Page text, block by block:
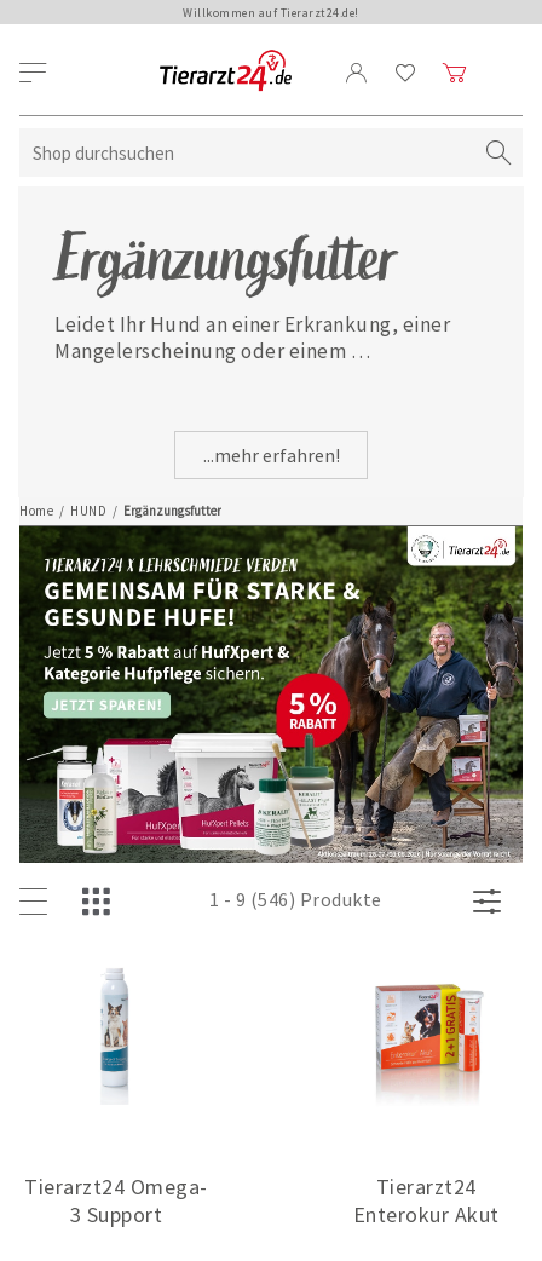
Willkommen auf Tierarzt24.de!
Home / HUND / Ergänzungsfutter
Ergänzungsfutter
Leidet Ihr Hund an einer Erkrankung, einer
Mangelerscheinung oder einem
Ergänzungsfuttermitteln, die Ihren treuen
Begleiter in jeder Lebenssituation optimal
unterstützen.
...mehr erfahren!
1 - 9 (546) Produkte
Tierarzt24 Omega-
3 Support
Tierarzt24
Enterokur Akut